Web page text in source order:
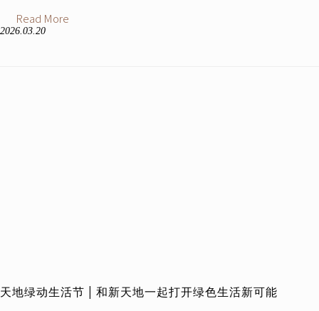
2026.03.20
Read More
天地绿动生活节 | 和新天地一起打开绿色生活新可能